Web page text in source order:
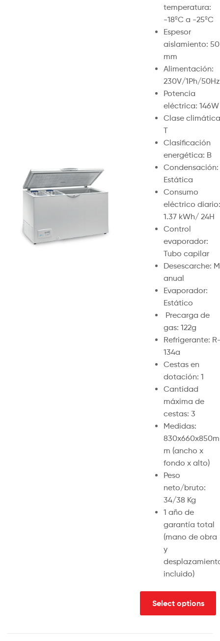
temperatura:
-18ºC a -25ºC
Espesor
aislamiento: 50
mm
Alimentación:
230V/1Ph/50Hz
Potencia
eléctrica: 146W
Clase
T
Clasificación
energética: B
Condensación:
Estática
Consumo
eléctrico diario:
1.37 kWh/ 24H
Control
evaporador:
Tubo capilar
Desescarche: M
anual
Evaporador:
Estático
Precarga de
gas: 122g
Refrigerante:
134a
Cestas en
dotación: 1
Cantidad
máxima de
cestas: 3
Medidas:
830x660x850m
m (ancho x
fondo x alto)
Peso
neto/bruto:
34/38 Kg
1 año de
garantía total
(mano de obra
y
incluido)
Select options